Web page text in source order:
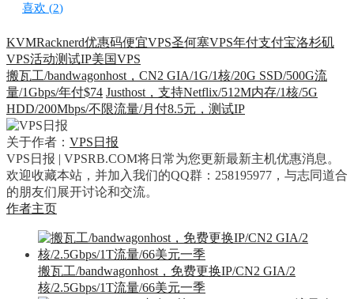
喜欢 (2)
KVMRacknerd优惠码便宜VPS圣何塞VPS年付支付宝洛杉矶
VPS活动测试IP美国VPS
搬瓦工/bandwagonhost，CN2 GIA/1G/1核/20G SSD/500G流
量/1Gbps/年付$74 Justhost，支持Netflix/512M内存/1核/5G
HDD/200Mbps/不限流量/月付8.5元，测试IP
关于作者： VPS日报
VPS日报 | VPSRB.COM将日常为您更新最新主机优惠消息。
欢迎收藏本站，并加入我们的QQ群：258195977，与志同道合
的朋友们展开讨论和交流。
作者主页
搬瓦工/bandwagonhost，免费更换IP/CN2 GIA/2
核/2.5Gbps/1T流量/66美元一季